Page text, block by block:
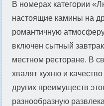
В номерах категории
настоящие камины на
романтичную
включен сытный
местном ресторане. В
хвалят кухню и
других преимуществ
разнообразную